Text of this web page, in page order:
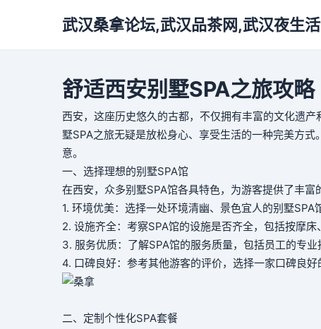
武汉桑拿论坛,武汉品茶网,武汉夜生
舒适西安别墅SPA之旅攻略
西安，这座历史悠久的古都，不仅拥有丰富的文化遗
墅SPA之旅无疑是放松身心、享受生活的一种完美方
意。
一、选择理想的别墅SPA馆
在西安，众多别墅SPA馆各具特色，为游客提供了丰富
1. 环境优美：选择一处环境清幽、景色宜人的别墅
2. 设施齐全：考察SPA馆的设施是否齐全，包括按摩
3. 服务优质：了解SPA馆的服务质量，包括员工的专
4. 口碑良好：参考其他游客的评价，选择一家口碑良好
二、定制个性化SPA套餐